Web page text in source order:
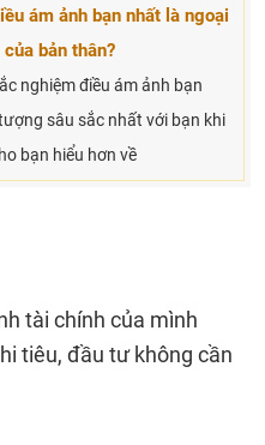
ám ảnh bạn nhất là ngoại
bản thân?
nghiệm điều ám ảnh bạn
sâu sắc nhất với bạn khi
bạn hiểu hơn về
tài chính của mình
tiêu, đầu tư không cần